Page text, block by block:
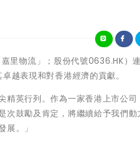
里物流」；股份代號0636.HK）
越表現和對香港經濟的貢獻。
精英行列。作為一家香港上市公司
次鼓勵及肯定，將繼續給予我們動
。」